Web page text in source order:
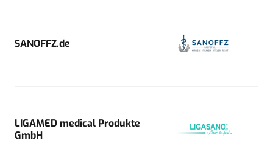
SANOFFZ.de
LIGAMED medical Produkte
GmbH